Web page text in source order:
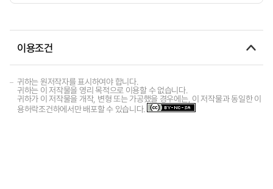
이용조건
귀하는 원저작자를 표시하여야 합니다.
귀하는 이 저작물을 영리 목적으로 이용할 수 없습니다.
귀하가 이 저작물을 개작, 변형 또는 가공했을 경우에는, 이 저작물과 동일한 이
용허락조건하에서만 배포할 수 있습니다.